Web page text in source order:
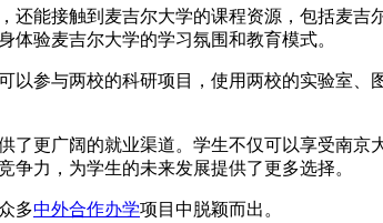
还能接触到麦吉尔大学的课程资源，包括麦
验麦吉尔大学的学习氛围和教育模式。
以参与两校的科研项目，使用两校的实验室
了更广阔的就业渠道。学生不仅可以享受南
力，为学生的未来发展提供了更多选择。
多中外合作办学项目中脱颖而出。